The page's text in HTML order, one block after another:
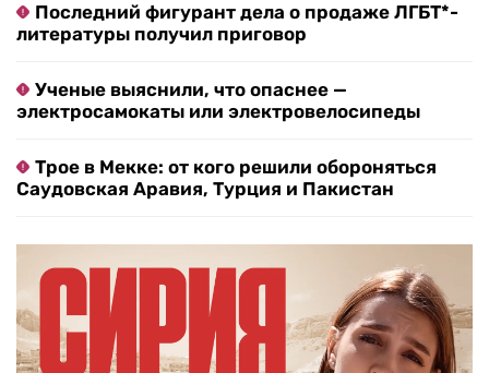
Последний фигурант дела о продаже ЛГБТ*-
литературы получил приговор
Ученые выяснили, что опаснее —
электросамокаты или электровелосипеды
Трое в Мекке: от кого решили обороняться
Саудовская Аравия, Турция и Пакистан